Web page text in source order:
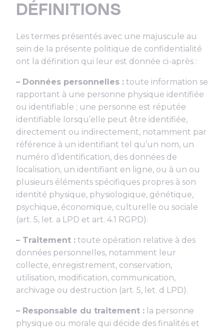
DÉFINITIONS
Les termes présentés avec une majuscule au
sein de la présente politique de confidentialité
ont la définition qui leur est donnée ci-après :
– Données personnelles : toute information se
rapportant à une personne physique identifiée
ou identifiable ; une personne est réputée
identifiable lorsqu’elle peut être identifiée,
directement ou indirectement, notamment par
référence à un identifiant tel qu’un nom, un
numéro d’identification, des données de
localisation, un identifiant en ligne, ou à un ou
plusieurs éléments spécifiques propres à son
identité physique, physiologique, génétique,
psychique, économique, culturelle ou sociale
(art. 5, let. a LPD et art. 4.1 RGPD).
– Traitement : toute opération relative à des
données personnelles, notamment leur
collecte, enregistrement, conservation,
utilisation, modification, communication,
archivage ou destruction (art. 5, let. d LPD).
– Responsable du traitement : la personne
physique ou morale qui décide des finalités et